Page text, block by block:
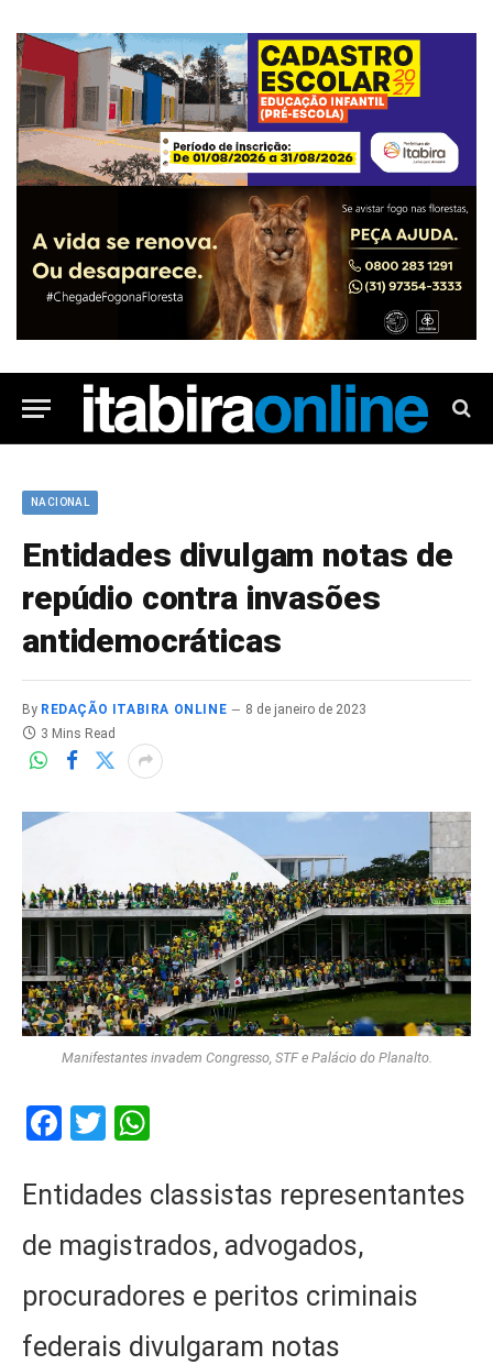
NACIONAL
Entidades divulgam notas de
repúdio contra invasões
antidemocráticas
By REDAÇÃO ITABIRA ONLINE
8 de janeiro de 2023
3 Mins Read
Manifestantes invadem Congresso, STF e Palácio do Planalto.
Facebook
Twitter
Entidades classistas representantes
de magistrados, advogados,
procuradores e peritos criminais
federais divulgaram notas